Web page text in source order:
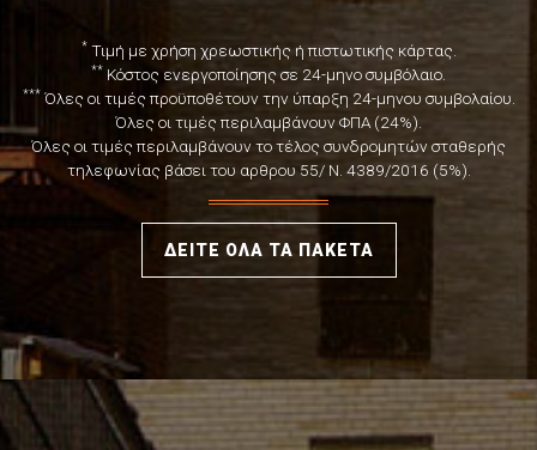
* Τιμή με χρήση χρεωστικής ή πιστωτικής κάρτας.
** Κόστος ενεργοποίησης σε 24-μηνο συμβόλαιο.
*** Όλες οι τιμές προϋποθέτουν την ύπαρξη 24-μηνου συμβολαίου.
Όλες οι τιμές περιλαμβάνουν ΦΠΑ (24%).
Όλες οι τιμές περιλαμβάνουν το τέλος συνδρομητών σταθερής
τηλεφωνίας βάσει του αρθρου 55/ Ν. 4389/2016 (5%).
ΔΕΙΤΕ ΟΛΑ ΤΑ ΠΑΚΕΤΑ